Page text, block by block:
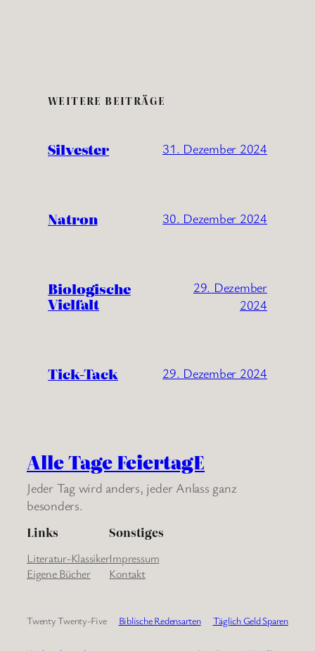
WEITERE BEITRÄGE
Silvester 31. Dezember 2024
Natron 30. Dezember 2024
Biologische
Vielfalt
29. Dezember
2024
Tick-Tack 29. Dezember 2024
Alle Tage FeiertagE
Jeder Tag wird anders, jeder Anlass ganz
besonders.
Links
Literatur-Klassiker
Eigene Bücher
Sonstiges
Impressum
Kontakt
Twenty Twenty-Five Biblische Redensarten Täglich Geld Sparen